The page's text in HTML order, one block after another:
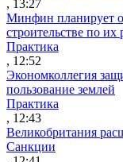
, 13:27
Минфин планирует
строительстве по их
Практика
, 12:52
Экономколлегия
пользование землей
Практика
, 12:43
Великобритания
Санкции